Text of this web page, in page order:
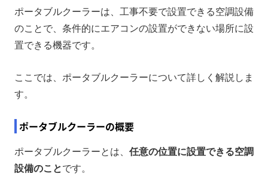
ポータブルクーラーは、工事不要で設置できる空調設備
のことで、条件的にエアコンの設置ができない場所に設
置できる機器です。
ここでは、ポータブルクーラーについて詳しく解説しま
す。
ポータブルクーラーの概要
ポータブルクーラーとは、 任意の位置に設置できる空調
設備のことです。